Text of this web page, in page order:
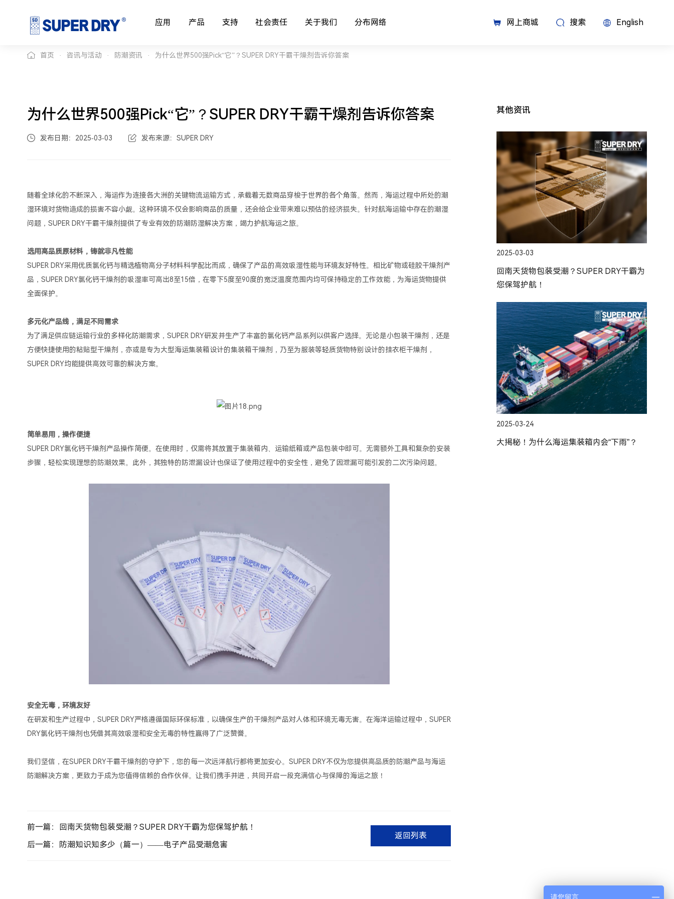
应用 产品 支持 社会责任 关于我们 分布网络 网上商城 搜索 English
首页 咨讯与活动 防潮资讯 为什么世界500强Pick“它”？SUPER DRY干霸干燥剂告诉你答案
为什么世界500强Pick“它”？SUPER DRY干霸干燥剂告诉你答案
发布日期：2025-03-03 发布来源：SUPER DRY
随着全球化的不断深入，海运作为连接各大洲的关键物流运输方式，承载着无数商品穿梭于世界的各个角落。然而，海运过程中所处的潮
湿环境对货物造成的损害不容小觑。这种环境不仅会影响商品的质量，还会给企业带来难以预估的经济损失。针对航海运输中存在的潮湿
问题，SUPER DRY干霸干燥剂提供了专业有效的防潮防湿解决方案，竭力护航海运之旅。
选用高品质原材料，铸就非凡性能
SUPER DRY采用优质氯化钙与精选植物高分子材料科学配比而成，确保了产品的高效吸湿性能与环境友好特性。相比矿物或硅胶干燥剂产
品，SUPER DRY氯化钙干燥剂的吸湿率可高出8至15倍，在零下5度至90度的宽泛温度范围内均可保持稳定的工作效能，为海运货物提供
全面保护。
多元化产品线，满足不同需求
为了满足供应链运输行业的多样化防潮需求，SUPER DRY研发并生产了丰富的氯化钙产品系列以供客户选择。无论是小包装干燥剂，还是
方便快捷使用的粘贴型干燥剂，亦或是专为大型海运集装箱设计的集装箱干燥剂，乃至为服装等轻质货物特别设计的挂衣柜干燥剂，
SUPER DRY均能提供高效可靠的解决方案。
简单易用，操作便捷
SUPER DRY氯化钙干燥剂产品操作简便。在使用时，仅需将其放置于集装箱内、运输纸箱或产品包装中即可。无需额外工具和复杂的安装
步骤，轻松实现理想的防潮效果。此外，其独特的防泄漏设计也保证了使用过程中的安全性，避免了因泄漏可能引发的二次污染问题。
安全无毒，环境友好
在研发和生产过程中，SUPER DRY严格遵循国际环保标准，以确保生产的干燥剂产品对人体和环境无毒无害。在海洋运输过程中，SUPER
DRY氯化钙干燥剂也凭借其高效吸湿和安全无毒的特性赢得了广泛赞誉。
我们坚信，在SUPER DRY干霸干燥剂的守护下，您的每一次远洋航行都将更加安心。SUPER DRY不仅为您提供高品质的防潮产品与海运
防潮解决方案，更致力于成为您值得信赖的合作伙伴。让我们携手并进，共同开启一段充满信心与保障的海运之旅！
前一篇：回南天货物包装受潮？SUPER DRY干霸为您保驾护航！
后一篇：防潮知识知多少（篇一）——电子产品受潮危害
返回列表
其他资讯
2025-03-03
回南天货物包装受潮？SUPER DRY干霸为
您保驾护航！
2025-03-24
大揭秘！为什么海运集装箱内会“下雨”？
请您留言